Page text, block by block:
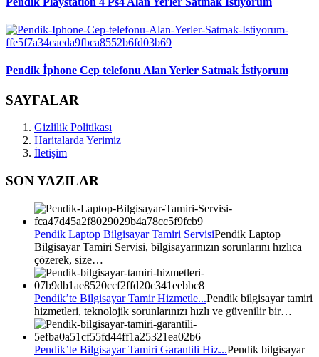
Pendik İphone Cep telefonu Alan Yerler Satmak İstiyorum
SAYFALAR
Gizlilik Politikası
Haritalarda Yerimiz
İletişim
SON YAZILAR
Pendik Laptop Bilgisayar Tamiri ServisiPendik Laptop
Bilgisayar Tamiri Servisi, bilgisayarınızın sorunlarını hızlıca
çözerek, size…
Pendik’te Bilgisayar Tamir Hizmetle...Pendik bilgisayar tamiri
hizmetleri, teknolojik sorunlarınızı hızlı ve güvenilir bir…
Pendik’te Bilgisayar Tamiri Garantili Hiz...Pendik bilgisayar